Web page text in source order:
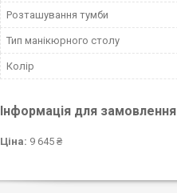
Розташування тумби
Тип манікюрного столу
Колір
Інформація для замовлення
Ціна: 9 645 ₴